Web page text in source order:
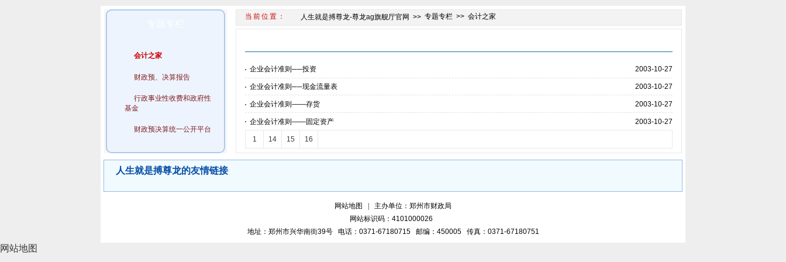
会计之家
财政预、决算报告
行政事业性收费和政府性
基金
财政预决算统一公开平台
人生就是搏尊龙-尊龙ag旗舰厅官网 专题专栏 会计之家
企业会计准则──投资 2003-10-27
企业会计准则──现金流量表 2003-10-27
企业会计准则――存货 2003-10-27
企业会计准则――固定资产 2003-10-27
1 14 15 16
人生就是搏尊龙的友情链接
网站地图
主办单位：郑州市财政局
网站标识码：4101000026
地址：郑州市兴华南街39号
电话：0371-67180715 邮编：450005 传真：0371-67180751
网站地图